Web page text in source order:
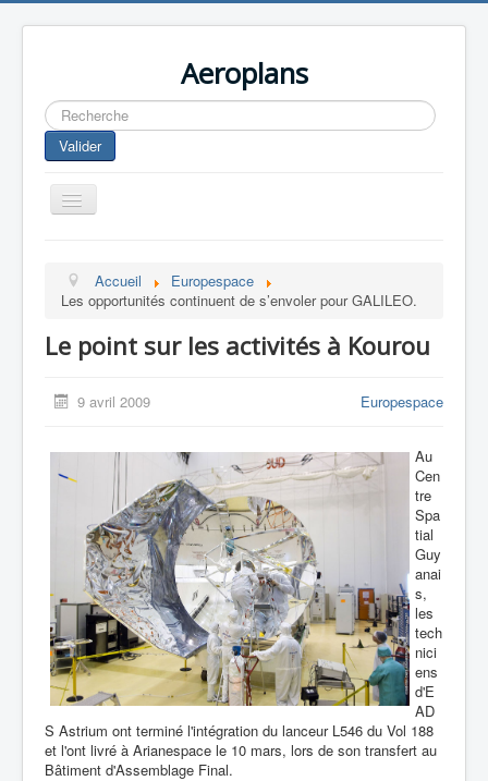
Aeroplans
Rechercher
Valider
Toggle
Navigation
Aviation Commerciale
Aviation Militaire
Europespace
Accueil
Europespace
Les opportunités continuent de s’envoler pour GALILEO.
Le point sur les activités à Kourou
9 avril 2009 Europespace
Au
Cen
tre
Spa
tial
Guy
anai
s,
les
tech
nici
ens
d'E
AD
S Astrium ont terminé l'intégration du lanceur L546 du Vol 188
et l'ont livré à Arianespace le 10 mars, lors de son transfert au
Bâtiment d'Assemblage Final.